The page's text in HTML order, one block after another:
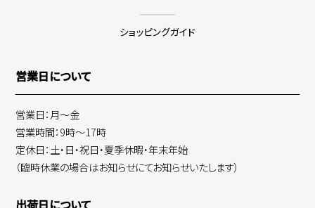
ショッピングガイド
営業日について
営業日：月～金
営業時間：9時～17時
定休日：土・日・祝日・夏季休暇・年末年始
（臨時休業の場合はお知らせにてお知らせいたします）
出荷日について